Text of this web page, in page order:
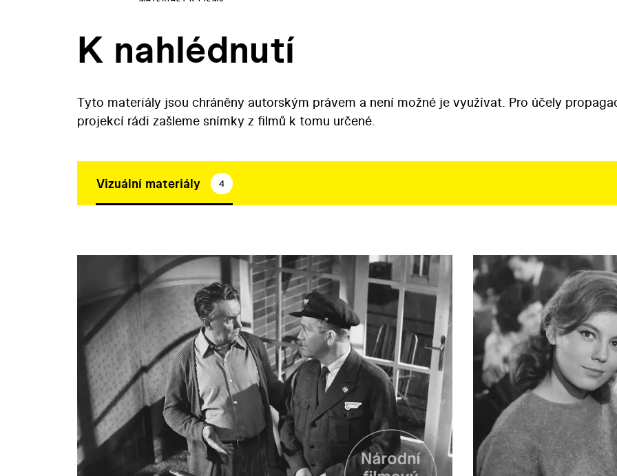
K nahlédnutí
Tyto materiály jsou chráněny autorským právem a není možné je využívat. Pro účely
projekcí rádi zašleme snímky z filmů k tomu určené.
Vizuální materiály 4